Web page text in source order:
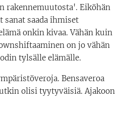
rakennemuutosta'. Eiköhän
saada ihmiset
onkin kivaa. Vähän kuin
on jo vähän
tylsälle elämälle.
Bensaveroa
olisi tyytyväisiä. Ajakoon